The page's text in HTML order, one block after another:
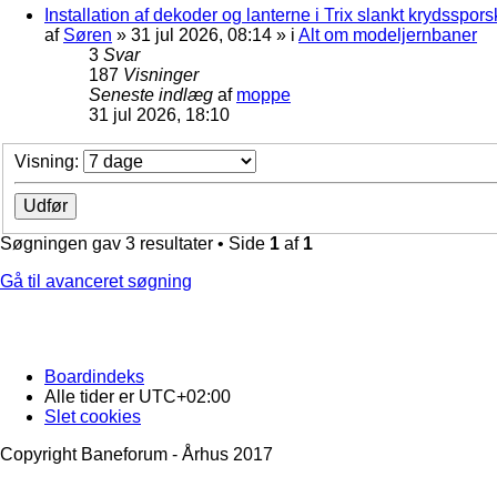
Installation af dekoder og lanterne i Trix slankt
af Søren » 31 jul 2026, 08:14 » i Alt om modeljernbaner
3 Svar
187 Visninger
Seneste indlæg af moppe
31 jul 2026, 18:10
Visning:
Søgningen gav 3 resultater • Side 1 af 1
Gå til avanceret søgning
Boardindeks
Alle tider er UTC+02:00
Slet cookies
Copyright Baneforum - Århus 2017